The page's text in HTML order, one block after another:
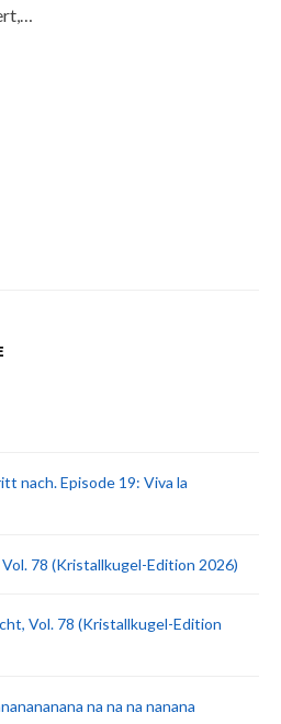
nach. Episode 19: Viva la
78 (Kristallkugel-Edition 2026)
Vol. 78 (Kristallkugel-Edition
na na na nanana